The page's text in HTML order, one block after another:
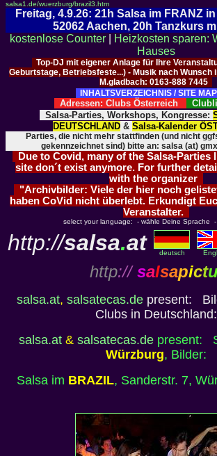
salsa1.de/wuerzburg/brazil3.htm
Freitag, 4.9.26: 21h Salsa im FRANZ
52062 Aachen, 20h Tanzkurs
kostenlose Counter|
Heizkosten sparen:
Hauses
Top-DJ mit eigener Anlage für Ihre
Geburtstage, Betriebsfeste...) - Musik nach Wunsch
M.gladbach: 0163-888 7445
INHALTSVERZEICHNIS / SITE
Adressen: Clubs Österreich
Salsa-Parties, Workshops, Kongresse:
DEUTSCHLAND & Salsa-Kalender
Parties, die nicht mehr stattfinden (und nicht
gekennzeichnet sind) bitte an: salsa (at)
Due to Covid, many of the Salsa-Parties
site don´t exist anymore. For further
with the organizer
"Archivbilder: Viele der hier noch
haben CoVid nicht überlebt. Erkundigt
Veranstalter.
select your language: - wähle Deine Sprache
http://salsa.at deutsch
http:// salsapict
salsa.at, salsatecas.de present:
Clubs in Deutschland:
salsa.at& salsatecas.depresent:
Würzburg, Bilder:
Salsa im BRAZIL, Sanderstr. 7,